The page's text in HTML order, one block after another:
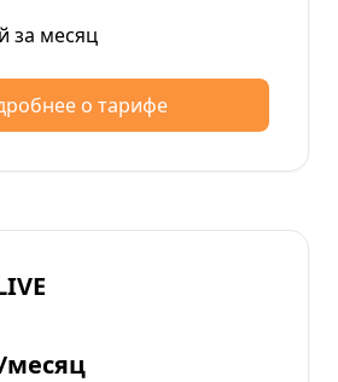
за месяц
о тарифе
месяц